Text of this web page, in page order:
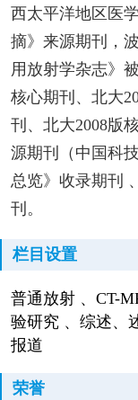
西太平洋地区医
摘》来源期刊，
用放射学杂志》
核心期刊、北大
刊、北大2008版
源期刊（中国科
总览》收录期刊
刊。
栏目设置
普通放射 、CT-
验研究 、综述、
报道
荣誉